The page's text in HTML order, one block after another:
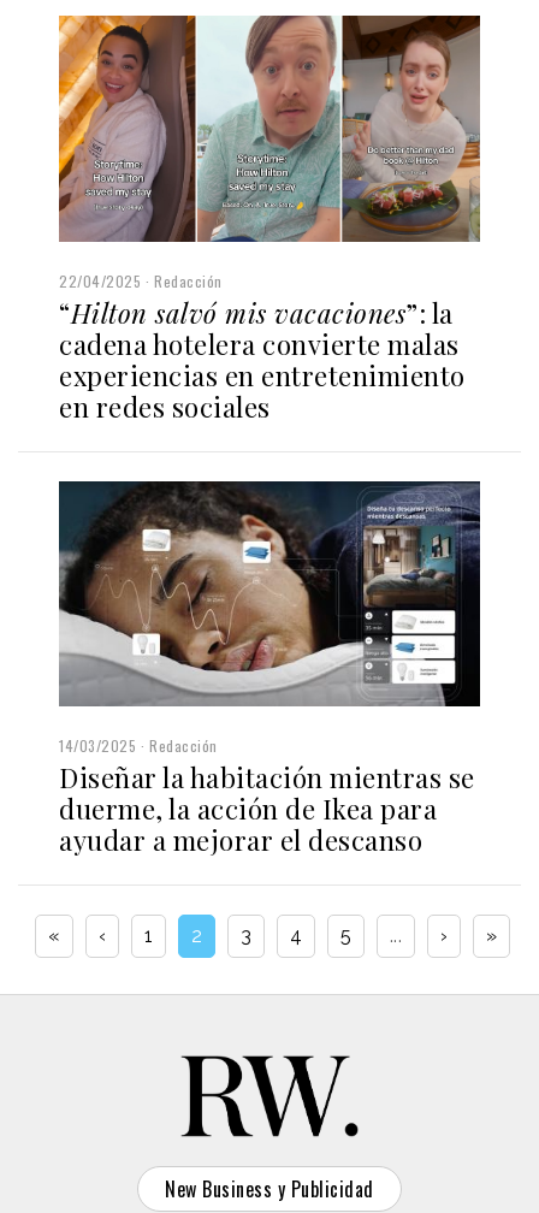
22/04/2025 Redacción
“Hilton salvó mis vacaciones”: la
cadena hotelera convierte malas
experiencias en entretenimiento
en redes sociales
14/03/2025 Redacción
Diseñar la habitación mientras se
duerme, la acción de Ikea para
ayudar a mejorar el descanso
« ‹ 1 2 3 4 5 ... › »
New Business y Publicidad